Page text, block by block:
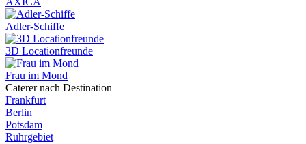
Adler-Schiffe
3D Locationfreunde
Frau im Mond
Caterer nach Destination
Frankfurt
Berlin
Potsdam
Ruhrgebiet